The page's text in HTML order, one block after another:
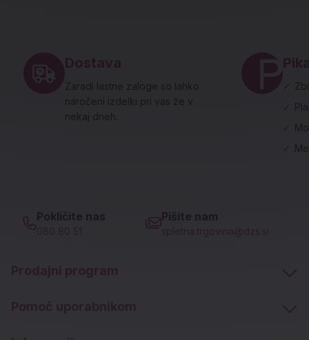
Zaradi lastne zaloge so lahko
naročeni izdelki pri vas že v
nekaj dneh.
✓
✓
Pokličite nas
080 80 51
Pišite nam
spletna.trgovina@dzs.si
Prodajni program
Pomoč uporabnikom